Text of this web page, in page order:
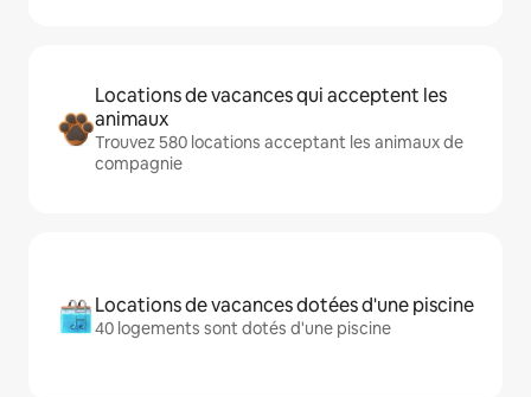
Locations de vacances qui acceptent les
animaux
Trouvez 580 locations acceptant les animaux de
compagnie
Locations de vacances dotées d'une piscine
40 logements sont dotés d'une piscine